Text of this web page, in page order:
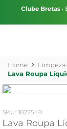
Clube Bretas •
Limpeza
Lava Roupa
: 1822548
Lava Roupa